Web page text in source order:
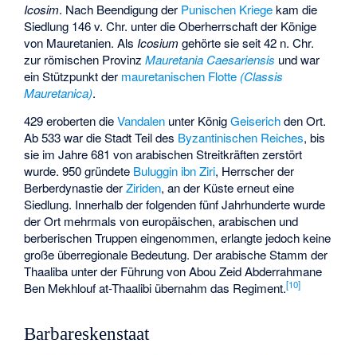
Icosim. Nach Beendigung der Punischen Kriegekam die
Siedlung 146 v. Chr. unter die Oberherrschaft der Könige
von Mauretanien. Als Icosium gehörte sie seit 42 n. Chr.
zur römischen ProvinzMauretania Caesariensis und war
ein Stützpunkt der mauretanischen Flotte (Classis
Mauretanica).
429 eroberten dieVandalen unter KönigGeiserichden Ort.
Ab 533 war die Stadt Teil des Byzantinischen Reiches, bis
sie im Jahre 681 von arabischen Streitkräften zerstört
wurde. 950 gründete Buluggin ibn Ziri, Herrscher der
Berberdynastie derZiriden, an der Küste erneut eine
Siedlung. Innerhalb der folgenden fünf Jahrhunderte wurde
der Ort mehrmals von europäischen, arabischen und
berberischen Truppen eingenommen, erlangte jedoch keine
große überregionale Bedeutung. Der arabische Stamm der
Thaaliba unter der Führung vonAbou Zeid Abderrahmane
Ben Mekhlouf at-Thaalibi übernahm das Regiment.[10]
Barbareskenstaat